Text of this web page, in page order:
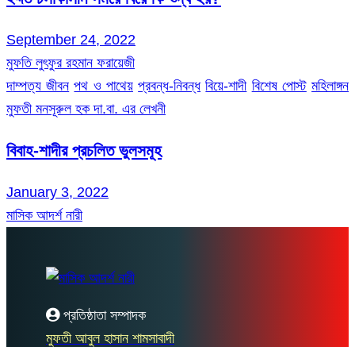
September 24, 2022
মুফতি লুৎফুর রহমান ফরায়েজী
দাম্পত্য জীবন পথ ও পাথেয় প্রবন্ধ-নিবন্ধ বিয়ে-শাদী বিশেষ পোস্ট মহিলাঙ্গন
মুফতী মনসূরুল হক দা.বা. এর লেখনী
বিবাহ-শাদীর প্রচলিত ভুলসমূহ
January 3, 2022
মাসিক আদর্শ নারী
প্রতিষ্ঠাতা সম্পাদক
মুফতী আবুল হাসান শামসাবাদী